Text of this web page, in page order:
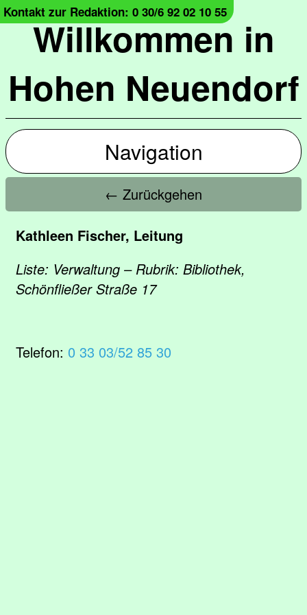
Willkommen in
Hohen Neuendorf
Kontakt zur Redaktion: 0 30/6 92 02 10 55
Navigation
← Zurückgehen
Kathleen Fischer, Leitung
Liste: Verwaltung – Rubrik: Bibliothek,
Schönfließer Straße 17
Telefon: 0 33 03/52 85 30